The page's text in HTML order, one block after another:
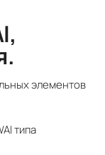
элементов
типа